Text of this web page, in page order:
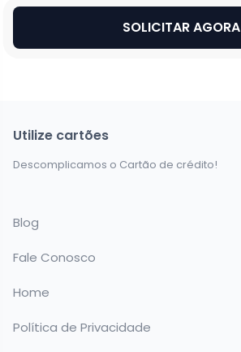
SOLICITAR AGORA
Utilize cartões
Descomplicamos o Cartão de crédito!
Blog
Fale Conosco
Home
Política de Privacidade